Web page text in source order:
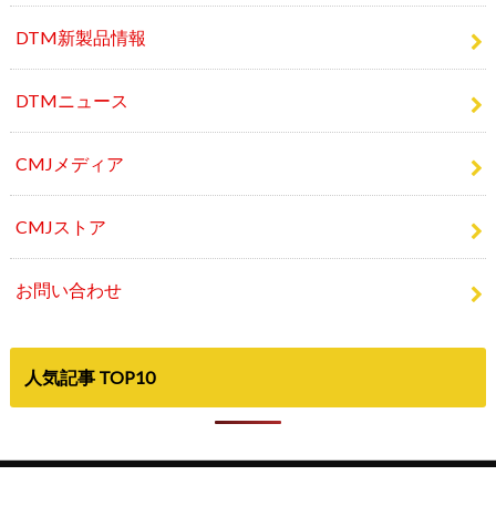
DTM新製品情報
DTMニュース
CMJメディア
CMJストア
お問い合わせ
人気記事 TOP10